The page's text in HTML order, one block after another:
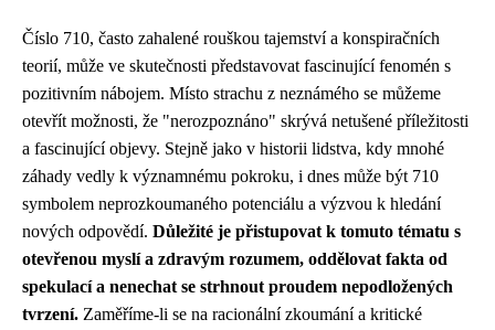
Číslo 710, často zahalené rouškou tajemství a konspiračních
teorií, může ve skutečnosti představovat fascinující fenomén s
pozitivním nábojem. Místo strachu z neznámého se můžeme
otevřít možnosti, že "nerozpoznáno" skrývá netušené příležitosti
a fascinující objevy. Stejně jako v historii lidstva, kdy mnohé
záhady vedly k významnému pokroku, i dnes může být 710
symbolem neprozkoumaného potenciálu a výzvou k hledání
nových odpovědí. Důležité je přistupovat k tomuto tématu s
otevřenou myslí a zdravým rozumem, oddělovat fakta od
spekulací a nenechat se strhnout proudem nepodložených
tvrzení. Zaměříme-li se na racionální zkoumání a kritické